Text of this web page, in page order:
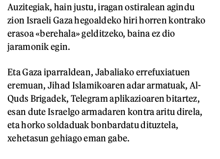
Auzitegiak, hain justu, iragan ostiralean agindu
zion Israeli Gaza hegoaldeko hiri horren kontrako
erasoa «berehala» gelditzeko, baina ez dio
jaramonik egin.
Eta Gaza iparraldean, Jabaliako errefuxiatuen
eremuan, Jihad Islamikoaren adar armatuak, Al-
Quds Brigadek, Telegram aplikazioaren bitartez,
esan dute Israelgo armadaren kontra aritu direla,
eta horko soldaduak bonbardatu dituztela,
xehetasun gehiago eman gabe.